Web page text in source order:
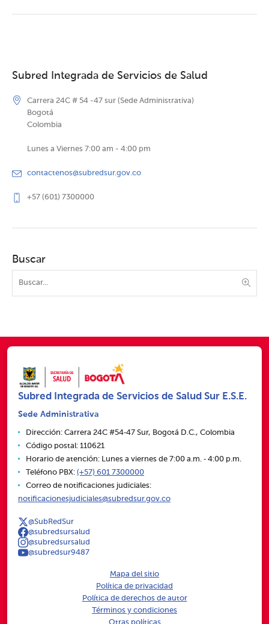
Subred Integrada de Servicios de Salud
Carrera 24C # 54 -47 sur (Sede Administrativa)
Bogotá
Colombia
Lunes a Viernes 7:00 am - 4:00 pm
contactenos@subredsur.gov.co
+57 (601) 7300000
Buscar
Subred Integrada de Servicios de Salud Sur E.S.E.
Sede Administrativa
Dirección: Carrera 24C #54‑47 Sur, Bogotá D.C., Colombia
Código postal: 110621
Horario de atención: Lunes a viernes de 7:00 a.m. ‑ 4:00 p.m.
Teléfono PBX: (+57) 601 7300000
Correo de notificaciones judiciales:
notificacionesjudiciales@subredsur.gov.co
@SubRedSur
@subredsursalud
@subredsursalud
@subredsur9487
Mapa del sitio
Política de privacidad
Política de derechos de autor
Términos y condiciones
Otras políticas